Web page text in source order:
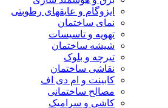
ایزوگام و عایقهای رطوبتی
نمای ساختمان
تهویه و تاسیسات
شیشه ساختمان
تیرچه و بلوک
نقاشی ساختمان
کابینت و ام دی اف
مصالح ساختمانی
کاشی و سرامیک